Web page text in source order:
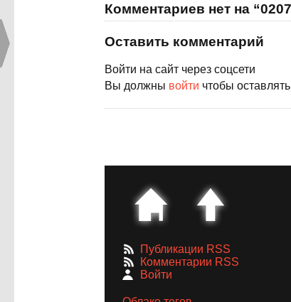
Комментариев нет на
Оставить комментарий
Войти на сайт через соцсети
Вы должны войти чтобы
Публикации RSS
Комментарии RSS
Войти